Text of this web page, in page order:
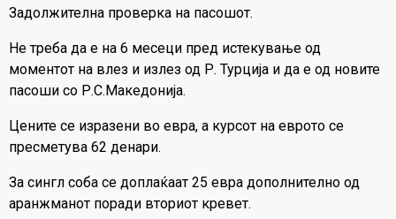
Задолжителна проверка на пасошот.
Не треба да е на 6 месеци пред истекување од
моментот на влез и излез од Р. Турција и да е од новите
пасоши со Р.С.Македонија.
Цените се изразени во евра, а курсот на еврото се
пресметува 62 денари.
За сингл соба се доплаќаат 25 евра дополнително од
аранжманот поради вториот кревет.